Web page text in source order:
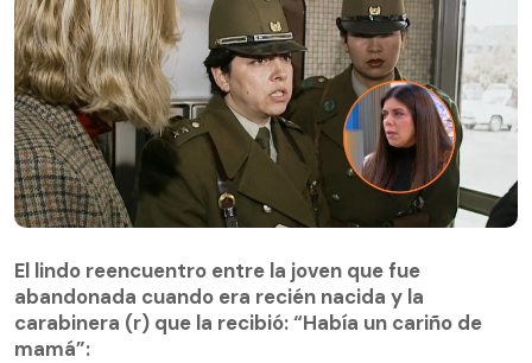
abandonada cuando era recién nacida y la
carabinera (r) que la recibió: “Había un cariño de
mamá”:
El lindo reencuentro entre la joven que fue
abandonada cuando era recién nacida y la
carabinera (r) que la recibió: “Había un cariño de
mamá”: